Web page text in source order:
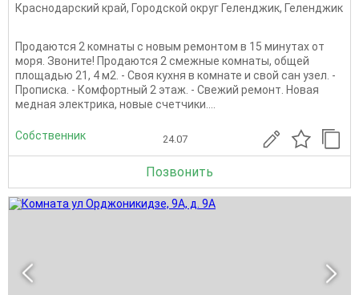
Краснодарский край, Городской округ Геленджик, Геленджик
Продаются 2 комнаты с новым ремонтом в 15 минутах от
моря. Звоните! Продаются 2 смежные комнаты, общей
площадью 21, 4 м2. - Своя кухня в комнате и свой сан узел. -
Прописка. - Комфортный 2 этаж. - Свежий ремонт. Новая
медная электрика, новые счетчики....
Собственник 24.07
Позвонить